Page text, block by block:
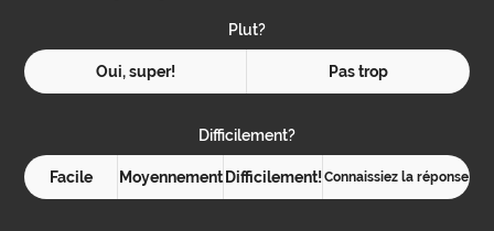
Plut?
Oui, super! Pas trop
Difficilement?
Facile Moyennement Difficilement! Connaissiez la réponse